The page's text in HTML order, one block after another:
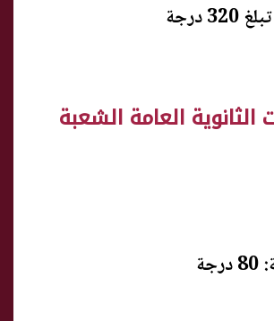
درجة
الثانوية العامة الشعبة